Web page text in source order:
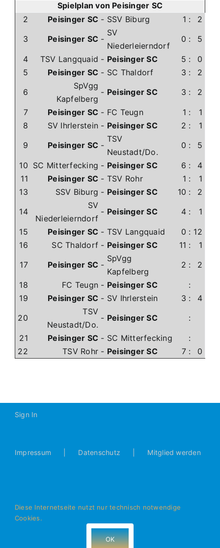
Spielplan von Peisinger SC
2
Peisinger SC - SSV Biburg 1 :
2
3
Peisinger SC -
SV
Niederleierndorf
0 : 5
4 TSV Langquaid - Peisinger SC 5 :
0
5
Peisinger SC - SC Thaldorf 3 :
2
6
SpVgg
Kapfelberg
- Peisinger SC 3 : 2
7 Peisinger SC - FC Teugn 1 :
1
8
SV Ihrlerstein - Peisinger SC 2 :
1
9
Peisinger SC -
TSV
Neustadt/Do.
0 : 5
10 SC Mitterfecking - Peisinger SC 6 :
4
11
Peisinger SC - TSV Rohr 1 :
1
13
SSV Biburg - Peisinger SC 10 :
2
14
SV
Niederleierndorf
- Peisinger SC 4 : 1
15 Peisinger SC - TSV Langquaid 0 : 12
16
SC Thaldorf - Peisinger SC 11 :
1
17
Peisinger SC -
SpVgg
Kapfelberg
2 : 2
18 FC Teugn - Peisinger SC
:
19
Peisinger SC - SV Ihrlerstein 3 :
4
20
TSV
Neustadt/Do.
- Peisinger SC :
21 Peisinger SC - SC Mitterfecking
:
22
TSV Rohr - Peisinger SC 7 : 0
Sign In
Impressum Datenschutz Mitglied werden
© Alle Rechte vorbehalten - JFG Donautal Bad Abbach e.V.
- 93077 Bad Abbach
Diese Internetseite nutzt nur technisch notwendige
Cookies.
OK